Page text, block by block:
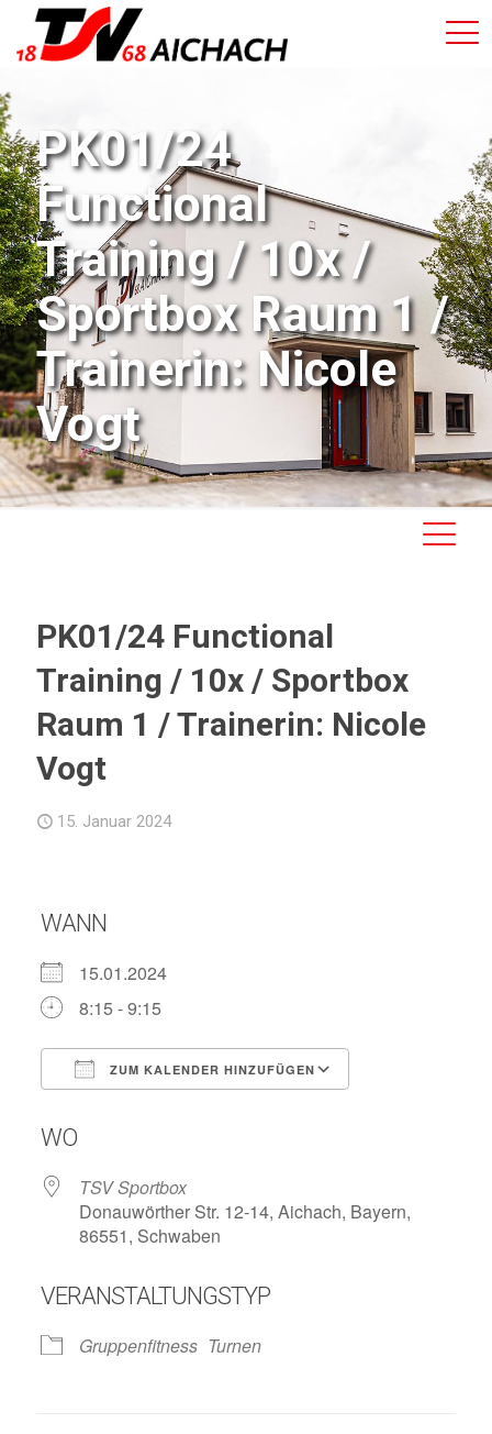
PK01/24
Functional
Training / 10x /
Sportbox Raum 1 /
Trainerin: Nicole
Vogt
PK01/24 Functional
Training / 10x / Sportbox
Raum 1 / Trainerin: Nicole
Vogt
15. Januar 2024
WANN
15.01.2024
8:15 - 9:15
ZUM KALENDER HINZUFÜGEN
WO
TSV Sportbox
Donauwörther Str. 12-14, Aichach, Bayern,
86551, Schwaben
VERANSTALTUNGSTYP
Gruppenfitness Turnen